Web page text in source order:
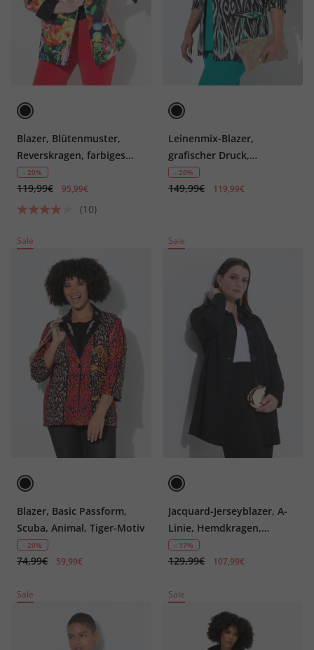
Blazer, Blütenmuster,
Reverskragen, farbiges
Futter
- 20%
119,99€ 95,99€
(10)
Leinenmix-Blazer,
grafischer Druck,
Reverskragen
- 20%
149,99€ 119,99€
Sale
Blazer, Basic Passform,
Scuba, Animal, Tiger-Motiv
- 20%
74,99€ 59,99€
Sale
Jacquard-Jerseyblazer, A-
Linie, Hemdkragen,
Langarm
- 17%
129,99€ 107,99€
Sale Sale